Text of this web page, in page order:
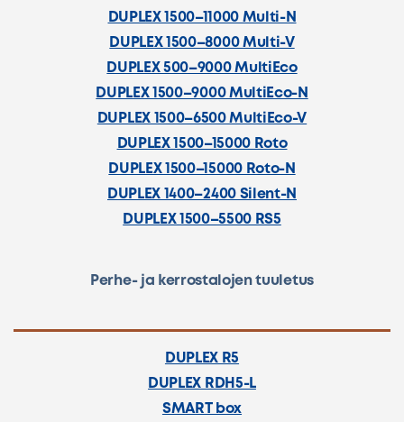
DUPLEX 1500–11000 Multi-N
DUPLEX 1500–8000 Multi-V
DUPLEX 500–9000 MultiEco
DUPLEX 1500–9000 MultiEco-N
DUPLEX 1500–6500 MultiEco-V
DUPLEX 1500–15000 Roto
DUPLEX 1500–15000 Roto-N
DUPLEX 1400–2400 Silent-N
DUPLEX 1500–5500 RS5
Perhe- ja kerrostalojen tuuletus
DUPLEX R5
DUPLEX RDH5-L
SMART box